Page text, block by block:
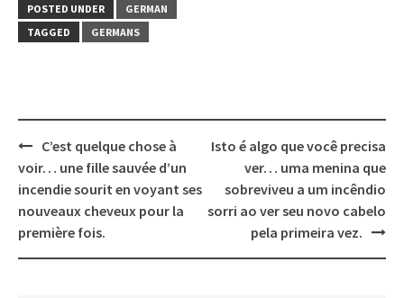
POSTED UNDER
GERMAN
TAGGED
GERMANS
Post
navigation
C’est quelque chose à
voir… une fille sauvée d’un
incendie sourit en voyant ses
nouveaux cheveux pour la
première fois.
Isto é algo que você precisa
ver… uma menina que
sobreviveu a um incêndio
sorri ao ver seu novo cabelo
pela primeira vez.